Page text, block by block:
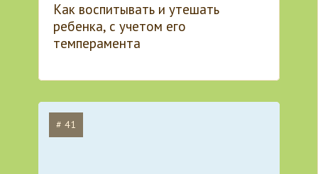
Как воспитывать и утешать
ребенка, с учетом его
темперамента
# 41